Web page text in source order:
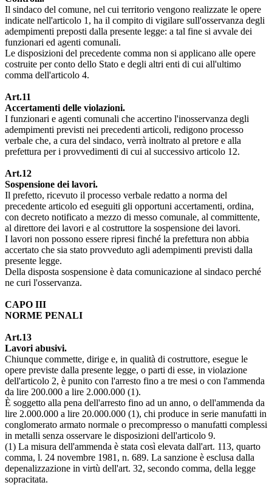
Il sindaco del comune, nel cui territorio vengono realizzate le opere
indicate nell'articolo 1, ha il compito di vigilare sull'osservanza degli
adempimenti preposti dalla presente legge: a tal fine si avvale dei
funzionari ed agenti comunali.
Le disposizioni del precedente comma non si applicano alle opere
costruite per conto dello Stato e degli altri enti di cui all'ultimo
comma dell'articolo 4.
Art.11
Accertamenti delle violazioni.
I funzionari e agenti comunali che accertino l'inosservanza degli
adempimenti previsti nei precedenti articoli, redigono processo
verbale che, a cura del sindaco, verrà inoltrato al pretore e alla
prefettura per i provvedimenti di cui al successivo articolo 12.
Art.12
Sospensione dei lavori.
Il prefetto, ricevuto il processo verbale redatto a norma del
precedente articolo ed eseguiti gli opportuni accertamenti, ordina,
con decreto notificato a mezzo di messo comunale, al committente,
al direttore dei lavori e al costruttore la sospensione dei lavori.
I lavori non possono essere ripresi finché la prefettura non abbia
accertato che sia stato provveduto agli adempimenti previsti dalla
presente legge.
Della disposta sospensione è data comunicazione al sindaco perché
ne curi l'osservanza.
CAPO III
NORME PENALI
Art.13
Lavori abusivi.
Chiunque commette, dirige e, in qualità di costruttore, esegue le
opere previste dalla presente legge, o parti di esse, in violazione
dell'articolo 2, è punito con l'arresto fino a tre mesi o con l'ammenda
da lire 200.000 a lire 2.000.000 (1).
È soggetto alla pena dell'arresto fino ad un anno, o dell'ammenda da
lire 2.000.000 a lire 20.000.000 (1), chi produce in serie manufatti in
conglomerato armato normale o precompresso o manufatti complessi
in metalli senza osservare le disposizioni dell'articolo 9.
(1) La misura dell'ammenda è stata così elevata dall'art. 113, quarto
comma, l. 24 novembre 1981, n. 689. La sanzione è esclusa dalla
depenalizzazione in virtù dell'art. 32, secondo comma, della legge
sopracitata.